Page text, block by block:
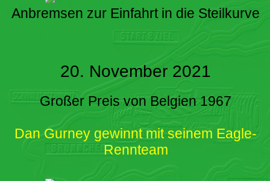
Anbremsen zur Einfahrt in die Steilkurve
20. November 2021
Großer Preis von Belgien 1967
Dan Gurney gewinnt mit seinem Eagle-
Rennteam